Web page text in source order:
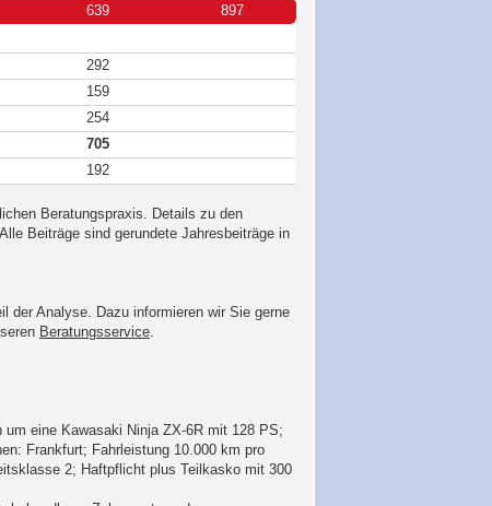
639
897
292
159
254
705
192
Beratungspraxis. Details zu den
Beiträge sind gerundete Jahresbeiträge in
der Analyse. Dazu informieren wir Sie gerne
Beratungsservice
eine Kawasaki Ninja ZX-6R mit 128 PS;
Frankfurt; Fahrleistung 10.000 km pro
2; Haftpflicht plus Teilkasko mit 300